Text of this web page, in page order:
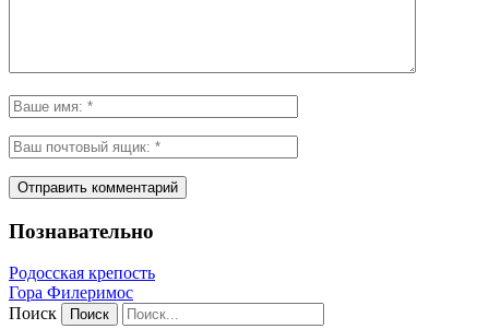
Познавательно
Родосская крепость
Гора Филеримос
Поиск